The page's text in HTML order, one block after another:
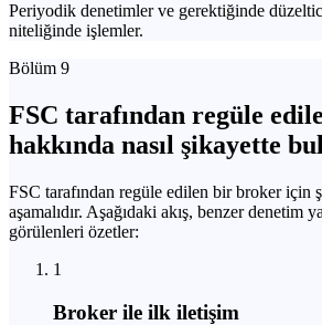
Periyodik denetimler ve gerektiğinde
niteliğinde işlemler.
Bölüm 9
FSC tarafından regüle
hakkında nasıl şikayette
FSC tarafından regüle edilen bir broker için
aşamalıdır. Aşağıdaki akış, benzer denetim
görülenleri özetler:
1
Broker ile ilk iletişim